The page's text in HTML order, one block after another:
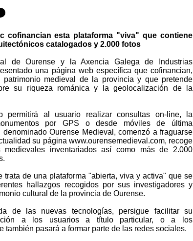
cofinancian esta plataforma "viva" que contiene
catalogados y 2.000 fotos
de Ourense y la Axencia Galega de Industrias
una página web específica que cofinancian,
medieval de la provincia y que pretende
su riqueza románica y la geolocalización de la
permitirá al usuario realizar consultas on-line, la
por GPS o desde móviles de última
Ourense Medieval, comenzó a fraguarse
su página www.ourensemedieval.com, recoge
inventariados así como más de 2.000
trata de una plataforma "abierta, viva y activa" que se
hallazgos recogidos por sus investigadores y
cultural de la provincia de Ourense.
de las nuevas tecnologías, persigue facilitar su
a los usuarios a título particular, o a los
también pasará a formar parte de las redes sociales.